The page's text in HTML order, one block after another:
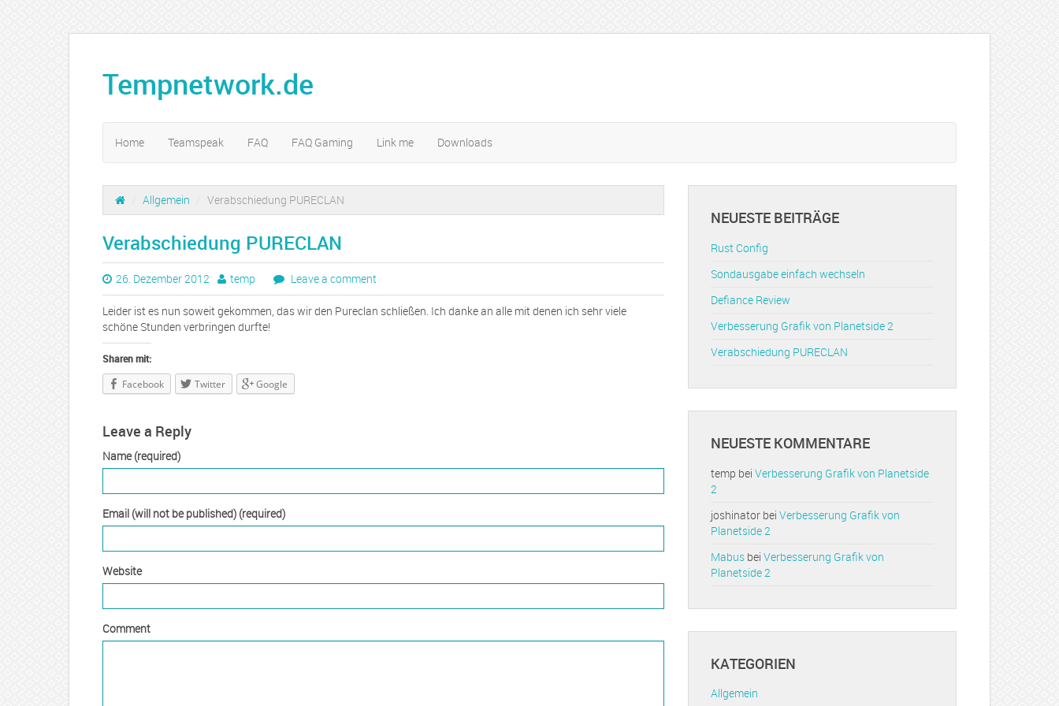
Tempnetwork.de
Home Teamspeak FAQ FAQ Gaming Link me Downloads
Allgemein Verabschiedung PURECLAN
Verabschiedung PURECLAN
26. Dezember 2012 temp Leave a comment
Leider ist es nun soweit gekommen, das wir den Pureclan schließen. Ich danke an alle mit denen ich sehr viele
schöne Stunden verbringen durfte!
Sharen mit:
Facebook Twitter Google
Leave a Reply
Name (required)
Email (will not be published) (required)
Website
Comment
NEUESTE BEITRÄGE
Rust Config
Sondausgabe einfach wechseln
Defiance Review
Verbesserung Grafik von Planetside 2
Verabschiedung PURECLAN
NEUESTE KOMMENTARE
temp bei Verbesserung Grafik von Planetside
2
joshinatorbei Verbesserung Grafik von
Planetside 2
Mabusbei Verbesserung Grafik von
Planetside 2
KATEGORIEN
Allgemein